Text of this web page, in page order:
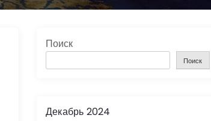
Поиск
Поиск
Декабрь 2024